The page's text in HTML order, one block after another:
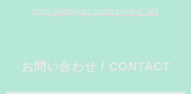
https://instagram.com/cafeblind_lab/
お問い合わせ / CONTACT